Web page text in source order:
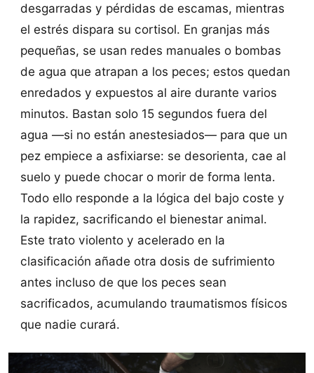
desgarradas y pérdidas de escamas, mientras
el estrés dispara su cortisol. En granjas más
pequeñas, se usan redes manuales o bombas
de agua que atrapan a los peces; estos quedan
enredados y expuestos al aire durante varios
minutos. Bastan solo 15 segundos fuera del
agua —si no están anestesiados— para que un
pez empiece a asfixiarse: se desorienta, cae al
suelo y puede chocar o morir de forma lenta.
Todo ello responde a la lógica del bajo coste y
la rapidez, sacrificando el bienestar animal.
Este trato violento y acelerado en la
clasificación añade otra dosis de sufrimiento
antes incluso de que los peces sean
sacrificados, acumulando traumatismos físicos
que nadie curará.